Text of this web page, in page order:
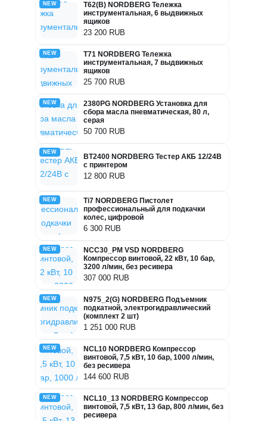
NEW
T62(B) NORDBERG Тележка
инструментальная, 6 выдвижных
ящиков
23 200 RUB
NEW
T71 NORDBERG Тележка
инструментальная, 7 выдвижных
ящиков
25 700 RUB
NEW
2380PG NORDBERG Установка для
сбора масла пневматическая, 80 л,
серая
50 700 RUB
NEW
BT2400 NORDBERG Тестер АКБ 12/24В
с принтером
12 800 RUB
NEW
Ti7 NORDBERG Пистолет
профессиональный для подкачки
колес, цифровой
6 300 RUB
NEW
NCC30_PM VSD NORDBERG
Компрессор винтовой, 22 кВт, 10 бар,
3200 л/мин, без ресивера
307 000 RUB
NEW
N975_2(G) NORDBERG Подъемник
подкатной, электрогидравлический
(комплект 2 шт)
1 251 000 RUB
NEW
NCL10 NORDBERG Компрессор
винтовой, 7,5 кВт, 10 бар, 1000 л/мин,
без ресивера
144 600 RUB
NEW
NCL10_13 NORDBERG Компрессор
винтовой, 7,5 кВт, 13 бар, 800 л/мин, без
ресивера